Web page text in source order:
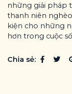
những giải pháp
thanh niên
kiện cho những
hơn trong cuộc
Chia sẻ: